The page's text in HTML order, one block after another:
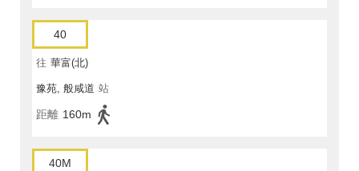
40
往 華富(北)
豫苑, 般咸道 站
距離 160m
40M